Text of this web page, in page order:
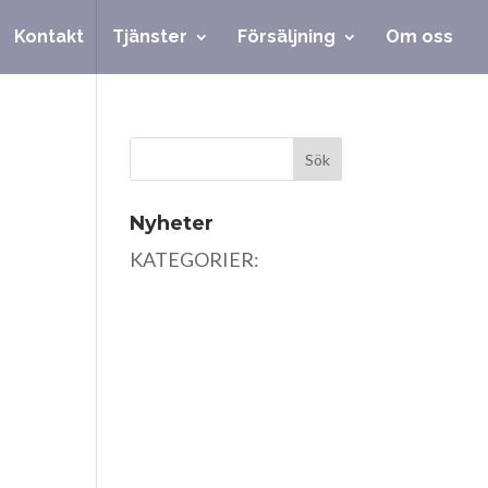
Kontakt Tjänster Försäljning Om oss
Nyheter
KATEGORIER: